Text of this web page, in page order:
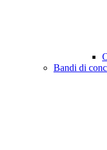
Bandi di